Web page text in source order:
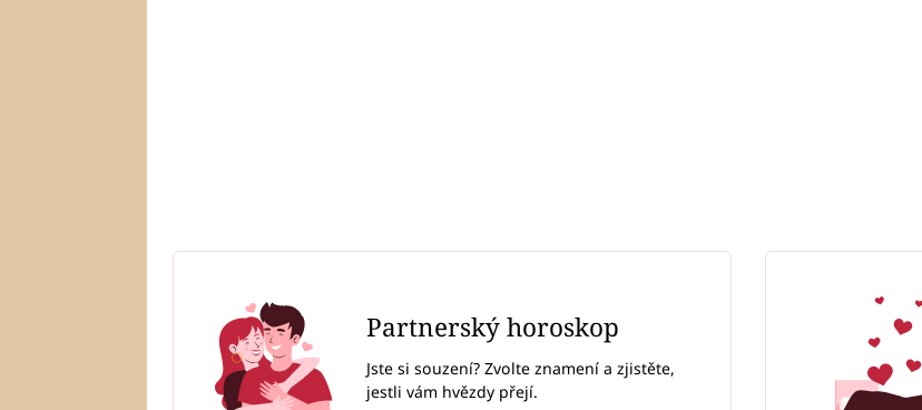
Partnerský horoskop
Jste si souzení? Zvolte znamení a zjistěte,
jestli vám hvězdy přejí.